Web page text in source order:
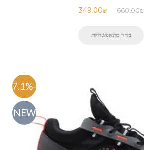
660.00₪
349.00₪
בחר מהאפשרויות
-47.1%
NEW